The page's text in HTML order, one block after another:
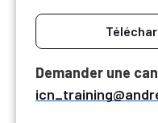
Demander une